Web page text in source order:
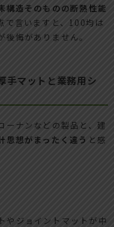
構造そのものの断熱性能
で言いますと、100均は
後悔がありません。
手マットと業務用シ
ーナンなどの製品と、建
思想がまったく違う と感
やジョイントマットが中